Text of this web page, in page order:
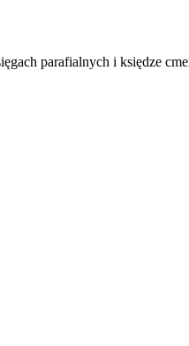
parafialnych i księdze